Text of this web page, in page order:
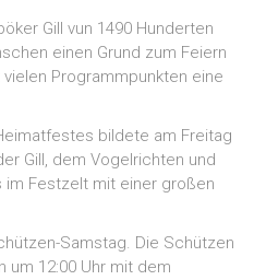
Gill vun 1490 Hunderten
einen Grund zum Feiern
Programmpunkten eine
bildete am Freitag
Gill, dem Vogelrichten und
Festzelt mit einer großen
Samstag. Die Schützen
um 12:00 Uhr mit dem